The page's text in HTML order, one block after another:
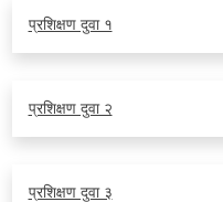
प्रशिक्षण दुवा १
प्रशिक्षण दुवा २
प्रशिक्षण दुवा ३